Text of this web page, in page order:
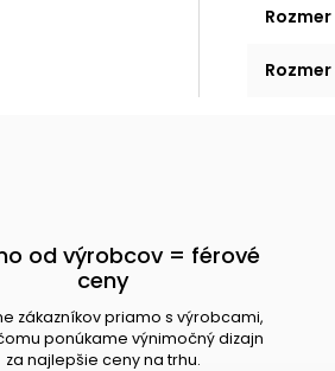
od výrobcov = férové
ceny
zákazníkov priamo s výrobcami,
ponúkame výnimočný dizajn
za najlepšie ceny na trhu.